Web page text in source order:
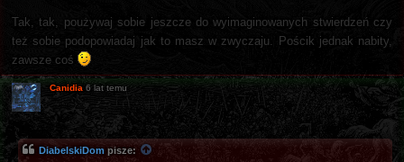
Tak, tak, poużywaj sobie jeszcze do wyimaginowanych stwierdzeń czy
też sobie podopowiadaj jak to masz w zwyczaju. Pościk jednak nabity,
zawsze coś
Canidia 6 lat temu
DiabelskiDom pisze: